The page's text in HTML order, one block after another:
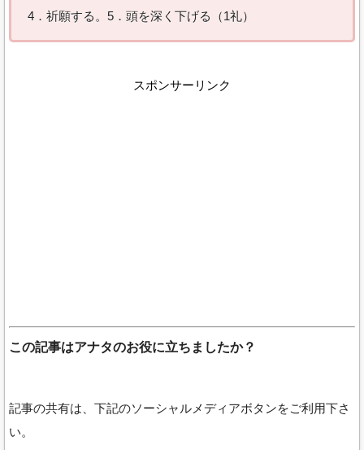
4．祈願する。5．頭を深く下げる（1礼）
スポンサーリンク
この記事はアナタのお役に立ちましたか？
記事の共有は、下記のソーシャルメディアボタンをご利用下さ
い。